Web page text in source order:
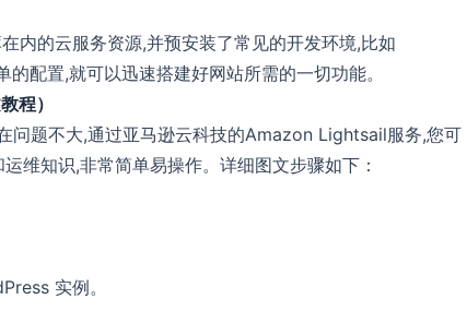
内的云服务资源,并预安装了常见的开发环境,比如
配置,就可以迅速搭建好网站所需的一切功能。
程）
问题不大,通过亚马逊云科技的Amazon Lightsail服务,您可
维知识,非常简单易操作。详细图文步骤如下：
实例。